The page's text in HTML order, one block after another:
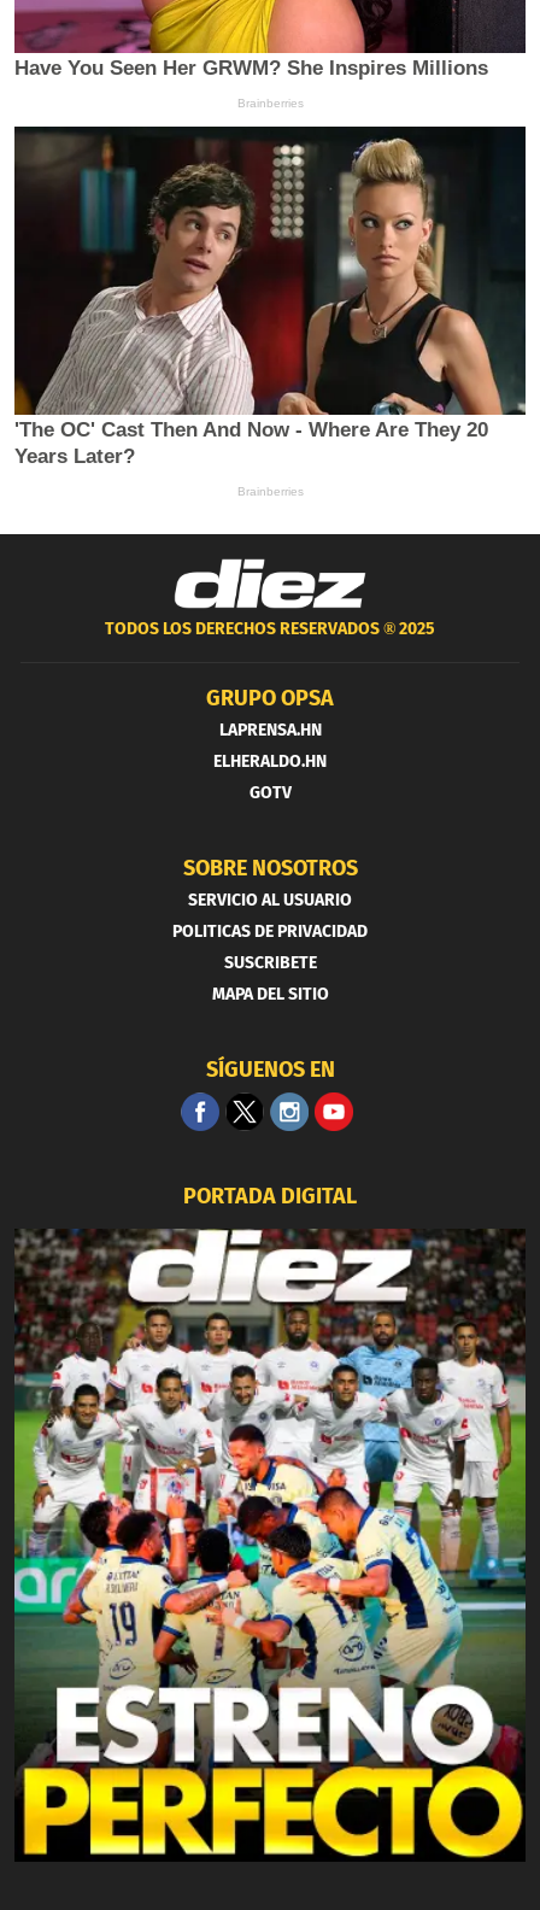
TODOS LOS DERECHOS RESERVADOS ®2025
GRUPO OPSA
LAPRENSA.HN
ELHERALDO.HN
GOTV
SOBRE NOSOTROS
SERVICIO AL USUARIO
POLITICAS DE PRIVACIDAD
SUSCRIBETE
MAPA DEL SITIO
SÍGUENOS EN
PORTADA DIGITAL